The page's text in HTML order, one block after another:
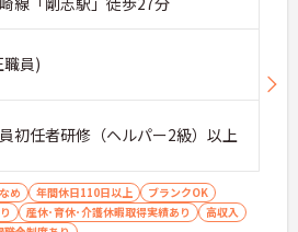
員)
初任者研修（ヘルパー2級）以上
め 年間休日110日以上
ブランクOK
産休･育休･介護休暇取得実績あり
高収入